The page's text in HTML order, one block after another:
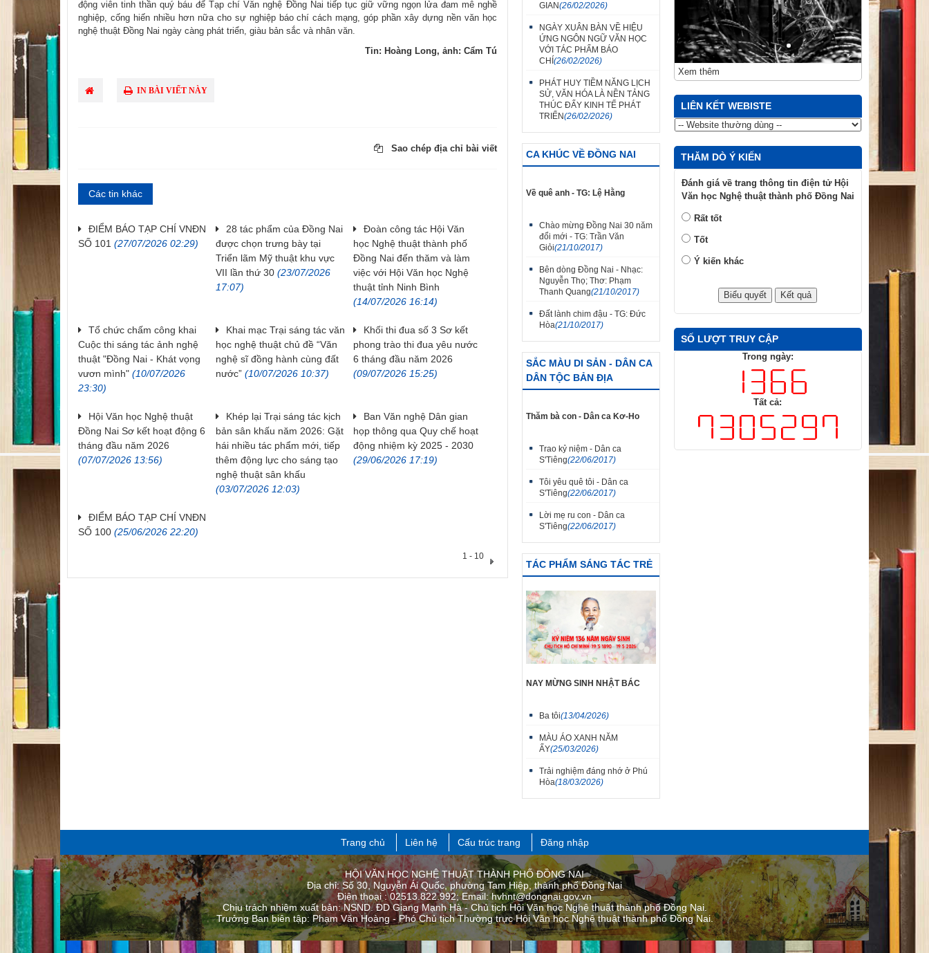
động viên tinh thần quý báu để Tạp chí Văn nghệ Đồng Nai tiếp tục giữ vững ngọn lửa đam mê nghề
nghiệp, cống hiến nhiều hơn nữa cho sự nghiệp báo chí cách mạng, góp phần xây dựng nền văn học
nghệ thuật Đồng Nai ngày càng phát triển, giàu bản sắc và nhân văn.
Tin: Hoàng Long, ảnh: Cẩm Tú
IN BÀI VIẾT NÀY
Sao chép địa chỉ bài viết
Các tin khác
ĐIỂM BÁO TẠP CHÍ VNĐN
SỐ 101 (27/07/2026 02:29)
28 tác phẩm của Đồng Nai
được chọn trưng bày tại
Triển lãm Mỹ thuật khu vực
VII lần thứ 30 (23/07/2026
17:07)
Đoàn công tác Hội Văn
học Nghệ thuật thành phố
Đồng Nai đến thăm và làm
việc với Hội Văn học Nghệ
thuật tỉnh Ninh Bình
(14/07/2026 16:14)
Tổ chức chấm công khai
Cuộc thi sáng tác ảnh nghệ
thuật "Đồng Nai - Khát vọng
vươn mình" (10/07/2026
23:30)
Khai mạc Trại sáng tác văn
học nghệ thuật chủ đề “Văn
nghệ sĩ đồng hành cùng đất
nước” (10/07/2026 10:37)
Khối thi đua số 3 Sơ kết
phong trào thi đua yêu nước
6 tháng đầu năm 2026
(09/07/2026 15:25)
Hội Văn học Nghệ thuật
Đồng Nai Sơ kết hoạt động 6
tháng đầu năm 2026
(07/07/2026 13:56)
Khép lại Trại sáng tác kịch
bản sân khấu năm 2026: Gặt
hái nhiều tác phẩm mới, tiếp
thêm động lực cho sáng tạo
nghệ thuật sân khấu
(03/07/2026 12:03)
Ban Văn nghệ Dân gian
họp thông qua Quy chế hoạt
động nhiệm kỳ 2025 - 2030
(29/06/2026 17:19)
ĐIỂM BÁO TẠP CHÍ VNĐN
SỐ 100 (25/06/2026 22:20)
1 - 10
GIAN(26/02/2026)
NGÀY XUÂN BÀN VỀ HIỆU
ỨNG NGÔN NGỮ VĂN HỌC
VỚI TÁC PHẨM BÁO
CHÍ(26/02/2026)
PHÁT HUY TIỀM NĂNG LỊCH
SỬ, VĂN HÓA LÀ NỀN TẢNG
THÚC ĐẨY KINH TẾ PHÁT
TRIỂN(26/02/2026)
CA KHÚC VỀ ĐỒNG NAI
Về quê anh - TG: Lệ Hằng
Chào mừng Đồng Nai 30 năm
đổi mới - TG: Trần Văn
Giỏi(21/10/2017)
Bên dòng Đồng Nai - Nhạc:
Nguyễn Thọ; Thơ: Phạm
Thanh Quang(21/10/2017)
Đất lành chim đậu - TG: Đức
Hòa(21/10/2017)
SẮC MÀU DI SẢN - DÂN CA
DÂN TỘC BẢN ĐỊA
Thăm bà con - Dân ca Kơ-Ho
Trao kỷ niệm - Dân ca
S'Tiêng(22/06/2017)
Tôi yêu quê tôi - Dân ca
S'Tiêng(22/06/2017)
Lời mẹ ru con - Dân ca
S'Tiêng(22/06/2017)
TÁC PHẨM SÁNG TÁC TRẺ
NAY MỪNG SINH NHẬT BÁC
Ba tôi(13/04/2026)
MÀU ÁO XANH NĂM
ẤY(25/03/2026)
Trải nghiệm đáng nhớ ở Phú
Hòa(18/03/2026)
Xem thêm
LIÊN KẾT WEBISTE
THĂM DÒ Ý KIẾN
Đánh giá về trang thông tin điện tử Hội
Văn học Nghệ thuật thành phố Đồng Nai
Rất tốt
Tốt
Ý kiến khác
SỐ LƯỢT TRUY CẬP
Trong ngày:
Tất cả:
Trang chủ Liên hệ Cấu trúc trang Đăng nhập
HỘI VĂN HỌC NGHỆ THUẬT THÀNH PHỐ ĐỒNG NAI
Địa chỉ: Số 30, Nguyễn Ái Quốc, phường Tam Hiệp, thành phố Đồng Nai
Điện thoại : 02513.822.992; Email: hvhnt@dongnai.gov.vn
Chịu trách nhiệm xuất bản: NSND. ĐD Giang Mạnh Hà - Chủ tịch Hội Văn học Nghệ thuật thành phố Đồng Nai.
Trưởng Ban biên tập: Phạm Văn Hoàng - Phó Chủ tịch Thường trực Hội Văn học Nghệ thuật thành phố ​Đồng Nai.